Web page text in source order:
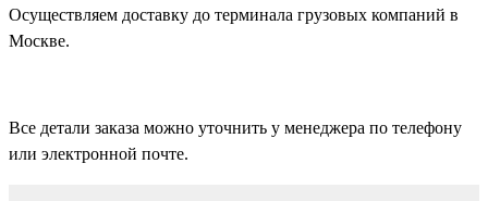
Осуществляем доставку до терминала грузовых компаний в
Москве.
Все детали заказа можно уточнить у менеджера по телефону
или электронной почте.